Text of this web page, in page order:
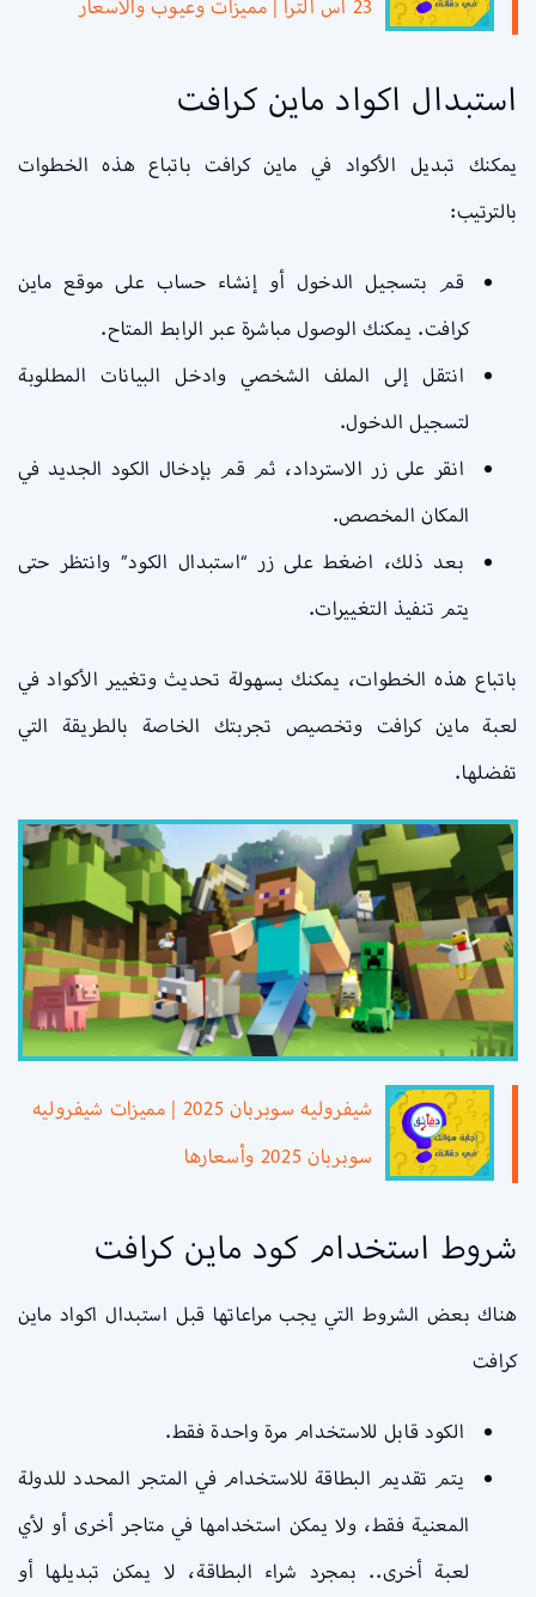
23 اس الترا | مميزات وعيوب والأسعار
استبدال اكواد ماين كرافت
يمكنك تبديل الأكواد في ماين كرافت باتباع هذه الخطوات
بالترتيب:
قم بتسجيل الدخول أو إنشاء حساب على موقع ماين
كرافت. يمكنك الوصول مباشرة عبر الرابط المتاح.
انتقل إلى الملف الشخصي وادخل البيانات المطلوبة
لتسجيل الدخول.
انقر على زر الاسترداد، ثم قم بإدخال الكود الجديد في
المكان المخصص.
بعد ذلك، اضغط على زر “استبدال الكود” وانتظر حتى
يتم تنفيذ التغييرات.
باتباع هذه الخطوات، يمكنك بسهولة تحديث وتغيير الأكواد في
لعبة ماين كرافت وتخصيص تجربتك الخاصة بالطريقة التي
تفضلها.
شيفروليه سوبربان 2025 | مميزات شيفروليه
سوبربان 2025 وأسعارها
شروط استخدام كود ماين كرافت
هناك بعض الشروط التي يجب مراعاتها قبل استبدال اكواد ماين
كرافت
الكود قابل للاستخدام مرة واحدة فقط.
يتم تقديم البطاقة للاستخدام في المتجر المحدد للدولة
المعنية فقط، ولا يمكن استخدامها في متاجر أخرى أو لأي
لعبة أخرى.. بمجرد شراء البطاقة، لا يمكن تبديلها أو